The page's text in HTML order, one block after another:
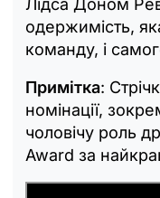
одержимість,
команду, і
Примітка:
номінації,
чоловічу роль
Award за